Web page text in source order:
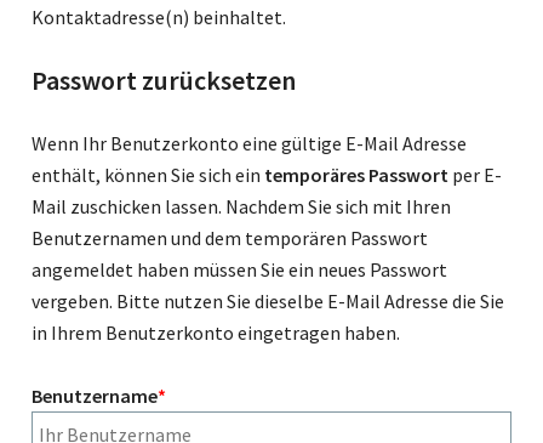
Kontaktadresse(n) beinhaltet.
Passwort zurücksetzen
Wenn Ihr Benutzerkonto eine gültige E-Mail Adresse
enthält, können Sie sich ein temporäres Passwort per E-
Mail zuschicken lassen. Nachdem Sie sich mit Ihren
Benutzernamen und dem temporären Passwort
angemeldet haben müssen Sie ein neues Passwort
vergeben. Bitte nutzen Sie dieselbe E-Mail Adresse die Sie
in Ihrem Benutzerkonto eingetragen haben.
Benutzername